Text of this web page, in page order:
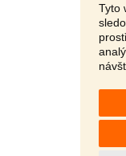
Tyto